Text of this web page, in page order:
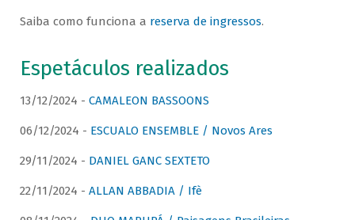
Saiba como funciona a reserva de ingressos.
Espetáculos realizados
13/12/2024 - CAMALEON BASSOONS
06/12/2024 - ESCUALO ENSEMBLE / Novos Ares
29/11/2024 - DANIEL GANC SEXTETO
22/11/2024 - ALLAN ABBADIA / Ifè